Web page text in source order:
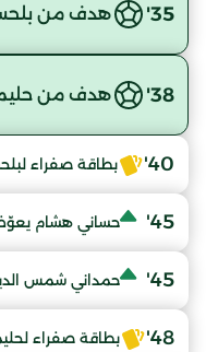
35' هدف من
38' هدف من
40' بطاقة صفراء
45' حساني هشام
45' حمداني شمس
48' بطاقة صفراء